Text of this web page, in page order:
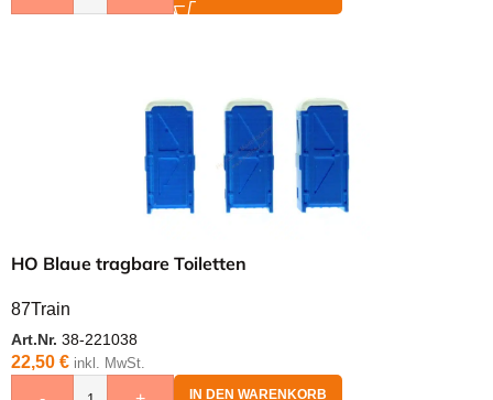
HO Blaue tragbare Toiletten
87Train
Art.Nr. 38-221038
22,50 € inkl. MwSt.
IN DEN WARENKORB